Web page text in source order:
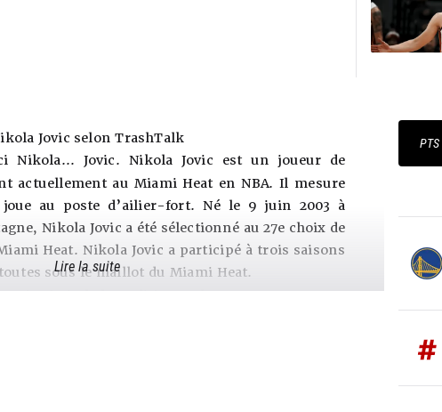
Jovic selon TrashTalk
Nikola… Jovic. Nikola Jovic est un joueur de
actuellement au Miami Heat en NBA. Il mesure
au poste d’ailier-fort. Né le 9 juin 2003 à
Nikola Jovic a été sélectionné au 27e choix de
Heat. Nikola Jovic a participé à trois saisons
sous le maillot du Miami Heat.
Jovic, fruit de la tradition serbe
Lire la suite
PTS